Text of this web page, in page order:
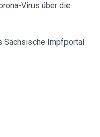
Virus über die
Sächsische Impfportal